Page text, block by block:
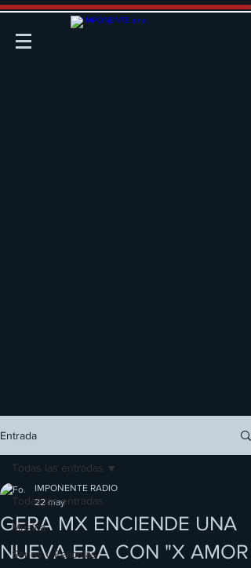
Entrada
Todas las entradas
Música
Series y Películas
Todas las entradas
GERA MX ENCIENDE UNA
NUEVA ERA CON "X AMOR
IMPONENTE RADIO
22 may